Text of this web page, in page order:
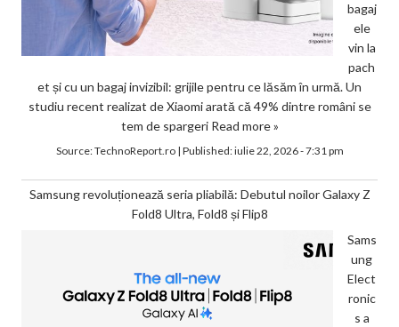
bagaj
ele
vin la
pach
et și cu un bagaj invizibil: grijile pentru ce lăsăm în urmă. Un
studiu recent realizat de Xiaomi arată că 49% dintre români se
tem de spargeri Read more »
Source:TechnoReport.ro| Published:iulie 22, 2026 - 7:31 pm
Samsung revoluționează seria pliabilă: Debutul noilor Galaxy Z
Fold8 Ultra, Fold8 și Flip8
Sams
ung
Elect
ronic
s a